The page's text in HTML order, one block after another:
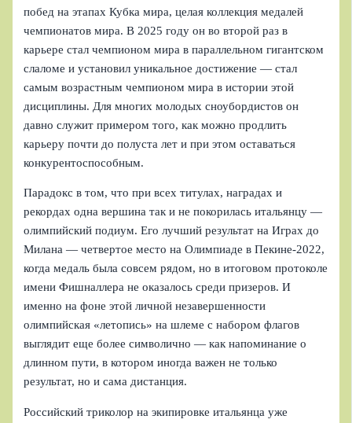
побед на этапах Кубка мира, целая коллекция медалей
чемпионатов мира. В 2025 году он во второй раз в
карьере стал чемпионом мира в параллельном гигантском
слаломе и установил уникальное достижение — стал
самым возрастным чемпионом мира в истории этой
дисциплины. Для многих молодых сноубордистов он
давно служит примером того, как можно продлить
карьеру почти до полуста лет и при этом оставаться
конкурентоспособным.
Парадокс в том, что при всех титулах, наградах и
рекордах одна вершина так и не покорилась итальянцу —
олимпийский подиум. Его лучший результат на Играх до
Милана — четвертое место на Олимпиаде в Пекине‑2022,
когда медаль была совсем рядом, но в итоговом протоколе
имени Фишналлера не оказалось среди призеров. И
именно на фоне этой личной незавершенности
олимпийская «летопись» на шлеме с набором флагов
выглядит еще более символично — как напоминание о
длинном пути, в котором иногда важен не только
результат, но и сама дистанция.
Российский триколор на экипировке итальянца уже